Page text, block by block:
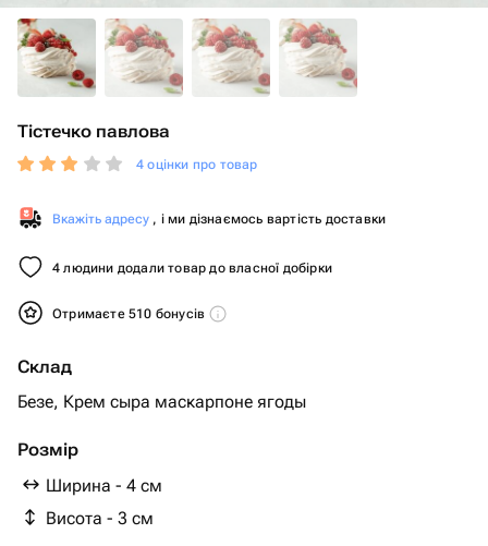
Тістечко павлова
4 оцінки про товар
Вкажіть адресу , і ми дізнаємось вартість доставки
4 людини додали товар до власної добірки
Отримаєте 510 бонусів
Склад
Безе, Крем сыра маскарпоне ягоды
Розмір
Ширина - 4 см
Висота - 3 см